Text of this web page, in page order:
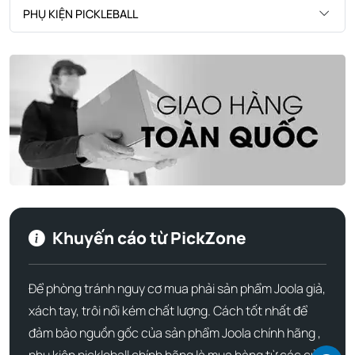
Pickzone, thì bài viết chuyên sâu dưới đây là dành cho
bạn.
Khám phá công nghệ mới trên Vợt
Pickleball Joola Perseus 3S Dual
16mm
Để đạt được hiệu suất tối ưu và độ bền đáng kinh ngạc,
Joola Gen 3s Dualđã tích hợp một loạt công nghệ độc
quyền trên dòng sản phẩm Gen 3S. Phiên bản Perseus 3S
1. Đạt tiêu chuẩn Quốc Tế, chứng nhận
Đây là yếu tố then chốt khẳng định chất lượng và tính hợp
pháp của cây vợt trong các giải đấu chuyên nghiệp.
PHỤ KIỆN PICKLEBALL
Khuyến cáo từ PickZone
Để phòng tránh nguy cơ mua phải sản phẩm Joola giả,
xách tay, trôi nổi kém chất lượng. Cách tốt nhất để
đảm bảo nguồn gốc của sản phẩm Joola chính hãng ,